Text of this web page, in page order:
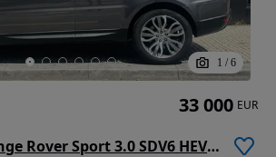
1 / 6
Land Rover Range Rover Sport 3.0 SDV6 HEV HSE
33 000 EUR